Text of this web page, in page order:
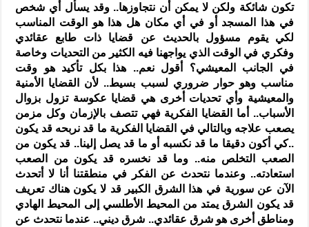
تكون شائكة ولكن لا يمكن أن نتجاوزها.. وقد يسأل أي شخص
في هذا المسجد أو في أي مكان هل هذا هو الوقت المناسب
لكي يقوم مسؤول بالحديث عن قضايا ذات طابع عقائدي
وفكري في الوقت الذي يواجهنا فيه الكثير من التحديات وخاصة
في الجانب المعيشي؟ أقول نعم.. هذا بكل تأكيد هو وقت
مناسب وهو حوار ضروري لسبب بسيط.. لأن القضايا الأمنية
والمعيشية وأي تحديات أخرى هي قضايا عكوسة تزول بزوال
الأسباب.. أما القضايا الفكرية فهي تتصف بالإزمان وكل مزمن
يصعب علاجه وبالتالي في القضايا الفكرية ما قد نربحه قد يكون
..كي أكون دقيقا ما قد نكسبه أو ما قد يصل إلينا.. قد يكون من
الصعب التخلص منه.. وما قد نخسره قد يكون من الصعب
استعادته.. وعندما نتحدث عن الفكر في منطقتنا أنا لا أتحدث
الآن عن سورية في هذا الشرق الكبير قد لا يكون هناك تعريف
قد يكون الشرق يمتد من المحيط الأطلسي إلى المحيط الهادي
ومناطق أخرى هو شرق عقائدي.. شرق ديني.. عندما نتحدث عن